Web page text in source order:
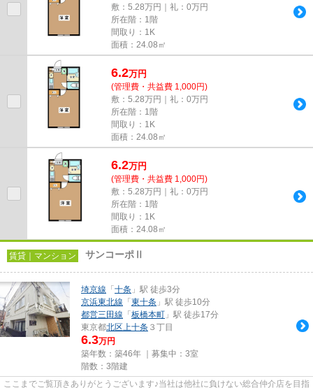
敷：5.28万円｜礼：0万円
所在階：1階
間取り：1K
面積：24.08㎡
6.2万円
(管理費・共益費 1,000円)
敷：5.28万円｜礼：0万円
所在階：1階
間取り：1K
面積：24.08㎡
6.2万円
(管理費・共益費 1,000円)
敷：5.28万円｜礼：0万円
所在階：1階
間取り：1K
面積：24.08㎡
賃貸｜マンション サンコーポⅡ
埼京線 「 十条 」駅 徒歩3分
京浜東北線 「 東十条 」駅 徒歩10分
都営三田線 「 板橋本町 」駅 徒歩17分
東京都北区上十条 ３丁目
6.3万円
築年数：築46年 ｜募集中： 3室
階数：3階建
ここまでご覧頂きありがとうございます♪当社は他社に負けない総合仲介店を目指